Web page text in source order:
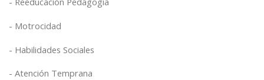
- Motrocidad
- Habilidades Sociales
- Atención Temprana